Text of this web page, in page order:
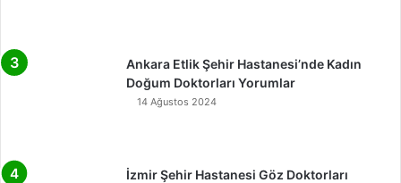
Ankara Etlik Şehir Hastanesi’nde Kadın
Doğum Doktorları Yorumlar
14 Ağustos 2024
İzmir Şehir Hastanesi Göz Doktorları